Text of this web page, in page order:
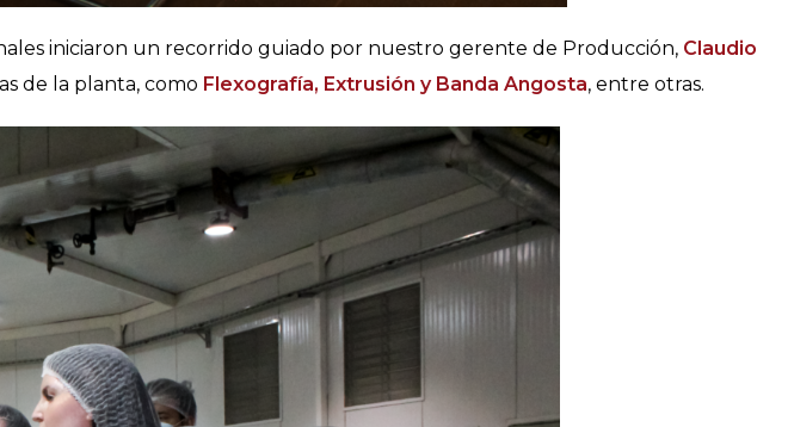
iniciaron un recorrido guiado por nuestro gerente de Producción, Claudio
de la planta, como Flexografía, Extrusión y Banda Angosta, entre otras.